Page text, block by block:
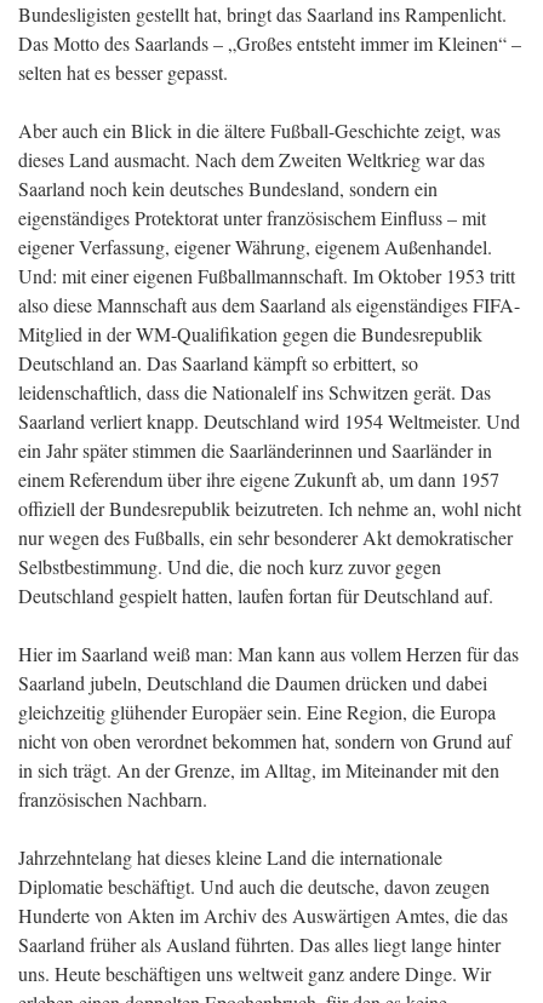
Bundesligisten gestellt hat, bringt das Saarland ins Rampenlicht.
Das Motto des Saarlands – „Großes entsteht immer im Kleinen“ –
selten hat es besser gepasst.
Aber auch ein Blick in die ältere Fußball-Geschichte zeigt, was
dieses Land ausmacht. Nach dem Zweiten Weltkrieg war das
Saarland noch kein deutsches Bundesland, sondern ein
eigenständiges Protektorat unter französischem Einfluss – mit
eigener Verfassung, eigener Währung, eigenem Außenhandel.
Und: mit einer eigenen Fußballmannschaft. Im Oktober 1953 tritt
also diese Mannschaft aus dem Saarland als eigenständiges FIFA-
Mitglied in der WM-Qualifikation gegen die Bundesrepublik
Deutschland an. Das Saarland kämpft so erbittert, so
leidenschaftlich, dass die Nationalelf ins Schwitzen gerät. Das
Saarland verliert knapp. Deutschland wird 1954 Weltmeister. Und
ein Jahr später stimmen die Saarländerinnen und Saarländer in
einem Referendum über ihre eigene Zukunft ab, um dann 1957
offiziell der Bundesrepublik beizutreten. Ich nehme an, wohl nicht
nur wegen des Fußballs, ein sehr besonderer Akt demokratischer
Selbstbestimmung. Und die, die noch kurz zuvor gegen
Deutschland gespielt hatten, laufen fortan für Deutschland auf.
Hier im Saarland weiß man: Man kann aus vollem Herzen für das
Saarland jubeln, Deutschland die Daumen drücken und dabei
gleichzeitig glühender Europäer sein. Eine Region, die Europa
nicht von oben verordnet bekommen hat, sondern von Grund auf
in sich trägt. An der Grenze, im Alltag, im Miteinander mit den
französischen Nachbarn.
Jahrzehntelang hat dieses kleine Land die internationale
Diplomatie beschäftigt. Und auch die deutsche, davon zeugen
Hunderte von Akten im Archiv des Auswärtigen Amtes, die das
Saarland früher als Ausland führten. Das alles liegt lange hinter
uns. Heute beschäftigen uns weltweit ganz andere Dinge. Wir